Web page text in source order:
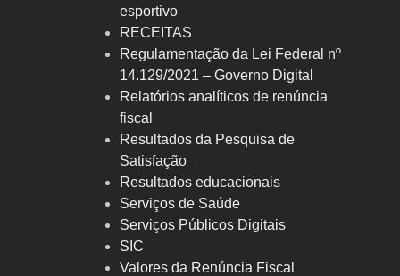
esportivo
RECEITAS
Regulamentação da Lei Federal nº
14.129/2021 – Governo Digital
Relatórios analíticos de renúncia
fiscal
Resultados da Pesquisa de
Satisfação
Resultados educacionais
Serviços de Saúde
Serviços Públicos Digitais
SIC
Valores da Renúncia Fiscal